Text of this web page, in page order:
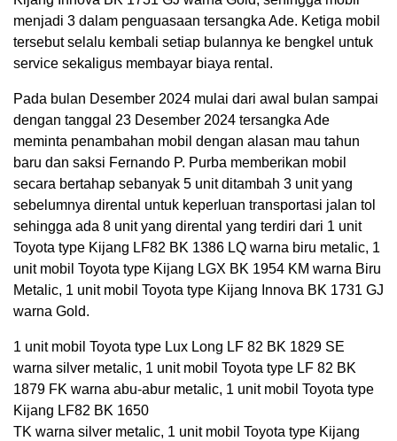
menjadi 3 dalam penguasaan tersangka Ade. Ketiga mobil
tersebut selalu kembali setiap bulannya ke bengkel untuk
service sekaligus membayar biaya rental.
Pada bulan Desember 2024 mulai dari awal bulan sampai
dengan tanggal 23 Desember 2024 tersangka Ade
meminta penambahan mobil dengan alasan mau tahun
baru dan saksi Fernando P. Purba memberikan mobil
secara bertahap sebanyak 5 unit ditambah 3 unit yang
sebelumnya dirental untuk keperluan transportasi jalan tol
sehingga ada 8 unit yang dirental yang terdiri dari 1 unit
Toyota type Kijang LF82 BK 1386 LQ warna biru metalic, 1
unit mobil Toyota type Kijang LGX BK 1954 KM warna Biru
Metalic, 1 unit mobil Toyota type Kijang Innova BK 1731 GJ
warna Gold.
1 unit mobil Toyota type Lux Long LF 82 BK 1829 SE
warna silver metalic, 1 unit mobil Toyota type LF 82 BK
1879 FK warna abu-abur metalic, 1 unit mobil Toyota type
Kijang LF82 BK 1650
TK warna silver metalic, 1 unit mobil Toyota type Kijang